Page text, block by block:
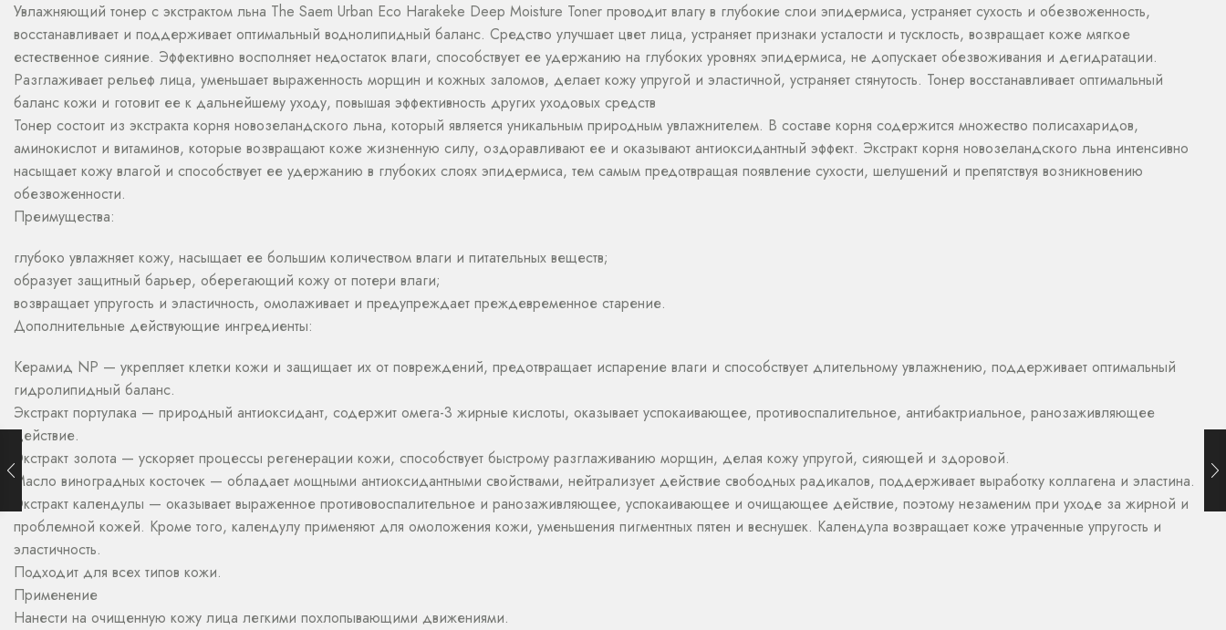
Увлажняющий тонер с экстрактом льна The Saem Urban Eco Harakeke Deep Moisture Toner проводит влагу в глубокие слои эпидермиса, устраняет сухость и обезвоженность,
восстанавливает и поддерживает оптимальный воднолипидный баланс. Средство улучшает цвет лица, устраняет признаки усталости и тусклость, возвращает коже мягкое
естественное сияние. Эффективно восполняет недостаток влаги, способствует ее удержанию на глубоких уровнях эпидермиса, не допускает обезвоживания и дегидратации.
Разглаживает рельеф лица, уменьшает выраженность морщин и кожных заломов, делает кожу упругой и эластичной, устраняет стянутость. Тонер восстанавливает оптимальный
баланс кожи и готовит ее к дальнейшему уходу, повышая эффективность других уходовых средств
Тонер состоит из экстракта корня новозеландского льна, который является уникальным природным увлажнителем. В составе корня содержится множество полисахаридов,
аминокислот и витаминов, которые возвращают коже жизненную силу, оздоравливают ее и оказывают антиоксидантный эффект. Экстракт корня новозеландского льна интенсивно
насыщает кожу влагой и способствует ее удержанию в глубоких слоях эпидермиса, тем самым предотвращая появление сухости, шелушений и препятствуя возникновению
обезвоженности.
Преимущества:
глубоко увлажняет кожу, насыщает ее большим количеством влаги и питательных веществ;
образует защитный барьер, оберегающий кожу от потери влаги;
возвращает упругость и эластичность, омолаживает и предупреждает преждевременное старение.
Дополнительные действующие ингредиенты:
Керамид NP — укрепляет клетки кожи и защищает их от повреждений, предотвращает испарение влаги и способствует длительному увлажнению, поддерживает оптимальный
гидролипидный баланс.
Экстракт портулака — природный антиоксидант, содержит омега-3 жирные кислоты, оказывает успокаивающее, противоспалительное, антибактриальное, ранозаживляющее
действие.
Экстракт золота — ускоряет процессы регенерации кожи, способствует быстрому разглаживанию морщин, делая кожу упругой, сияющей и здоровой.
Масло виноградных косточек — обладает мощными антиоксидантными свойствами, нейтрализует действие свободных радикалов, поддерживает выработку коллагена и эластина.
Экстракт календулы — оказывает выраженное противовоспалительное и ранозаживляющее, успокаивающее и очищающее действие, поэтому незаменим при уходе за жирной и
проблемной кожей. Кроме того, календулу применяют для омоложения кожи, уменьшения пигментных пятен и веснушек. Календула возвращает коже утраченные упругость и
эластичность.
Подходит для всех типов кожи.
Применение
Нанести на очищенную кожу лица легкими похлопывающими движениями.